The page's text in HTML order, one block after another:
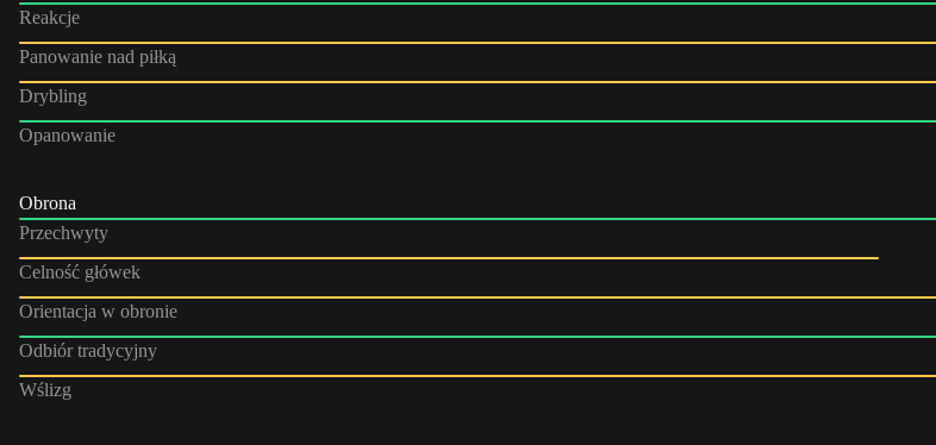
Reakcje
Panowanie nad piłką
Drybling
Opanowanie
Obrona
Przechwyty
Celność główek
Orientacja w obronie
Odbiór tradycyjny
Wślizg